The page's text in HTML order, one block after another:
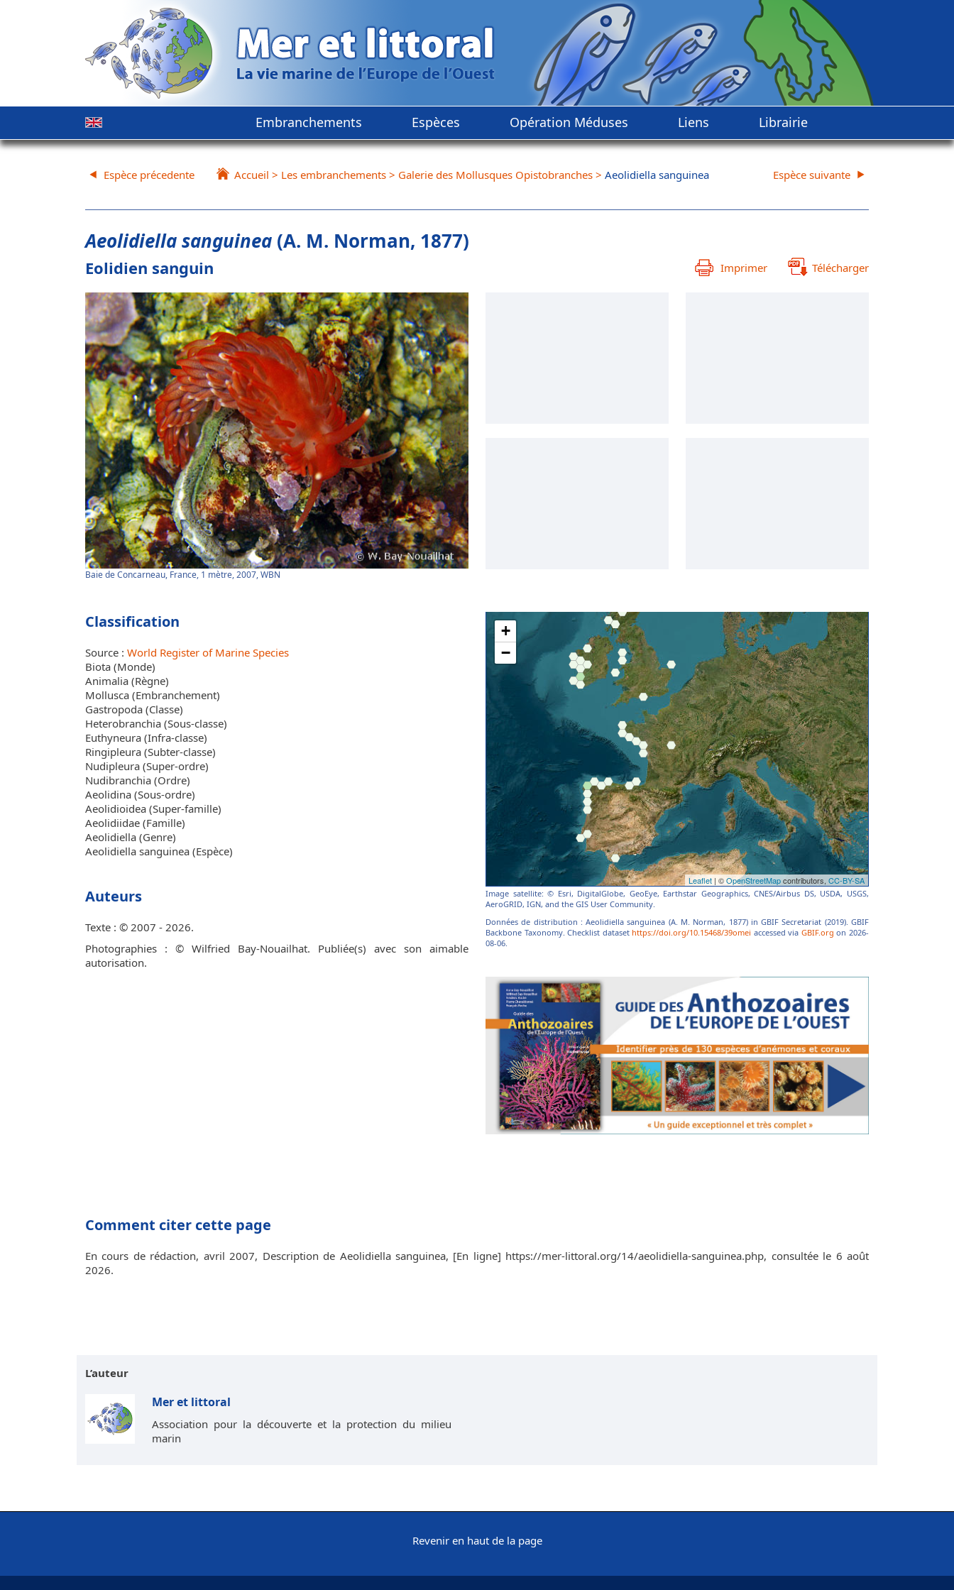
Embranchements Espèces Opération Méduses Liens Librairie
Espèce précedente Accueil > Les embranchements > Galerie des Mollusques Opistobranches > Aeolidiella sanguinea Espèce suivante
Aeolidiella sanguinea (A. M. Norman, 1877)
Eolidien sanguin Imprimer Télécharger
Baie de Concarneau, France, 1 mètre, 2007, WBN
Classification
Source : World Register of Marine Species
Biota (Monde)
Animalia (Règne)
Mollusca (Embranchement)
Gastropoda (Classe)
Heterobranchia (Sous-classe)
Euthyneura (Infra-classe)
Ringipleura (Subter-classe)
Nudipleura (Super-ordre)
Nudibranchia (Ordre)
Aeolidina (Sous-ordre)
Aeolidioidea (Super-famille)
Aeolidiidae (Famille)
Aeolidiella (Genre)
Aeolidiella sanguinea (Espèce)
Auteurs
Texte : © 2007 - 2026.
Photographies : © Wilfried Bay-Nouailhat. Publiée(s) avec son aimable
autorisation.
Image satellite: © Esri, DigitalGlobe, GeoEye, Earthstar Geographics, CNES/Airbus DS, USDA, USGS,
AeroGRID, IGN, and the GIS User Community.
Données de distribution : Aeolidiella sanguinea (A. M. Norman, 1877) in GBIF Secretariat (2019). GBIF
Backbone Taxonomy. Checklist dataset https://doi.org/10.15468/39omei accessed via GBIF.org on 2026-
08-06.
Comment citer cette page
En cours de rédaction, avril 2007, Description de Aeolidiella sanguinea, [En ligne] https://mer-littoral.org/14/aeolidiella-sanguinea.php, consultée le 6 août
2026.
L’auteur
Mer et littoral
Association pour la découverte et la protection du milieu
marin
Revenir en haut de la page